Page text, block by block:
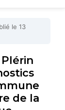
le 13
de la